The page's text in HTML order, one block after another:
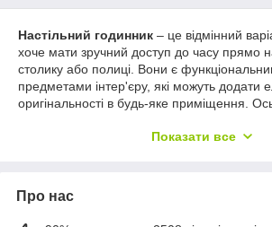
Настільний годинник – це відмінний
хоче мати зручний доступ до часу прямо
столику або полиці. Вони є
предметами інтер'єру, які можуть додати
оригінальності в будь-яке приміщення.
розміщується прямо на робочій або
необхідності діставати мобільний
Показати все
Про нас